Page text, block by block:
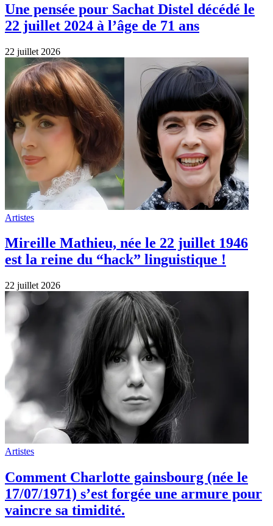
Une pensée pour Sachat Distel décédé le
22 juillet 2024 à l’âge de 71 ans
22 juillet 2026
Artistes
Mireille Mathieu, née le 22 juillet 1946
est la reine du “hack” linguistique !
22 juillet 2026
Artistes
Comment Charlotte gainsbourg (née le
17/07/1971) s’est forgée une armure pour
vaincre sa timidité.